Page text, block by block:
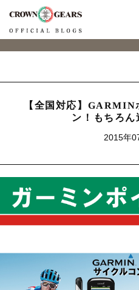
【全国対応】
ン！もちろん
2015年